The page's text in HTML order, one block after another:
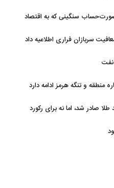
سنگینی که به اقتصاد
سربازان فراری اطلاعیه داد
منطقه و تنگه هرمز ادامه دارد
صادر شد، اما نه برای رکورد